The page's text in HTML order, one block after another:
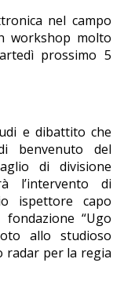
nel campo
workshop molto
prossimo 5
e dibattito che
benvenuto del
di divisione
l’intervento di
ispettore capo
“Ugo
allo studioso
radar per la regia